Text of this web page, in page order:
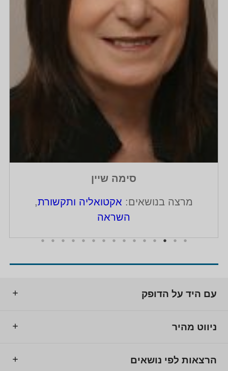
סימה שיין
מרצה בנושאים: אקטואליה ותקשורת,
השראה
עם היד על הדופק
ניווט מהיר
הרצאות לפי נושאים